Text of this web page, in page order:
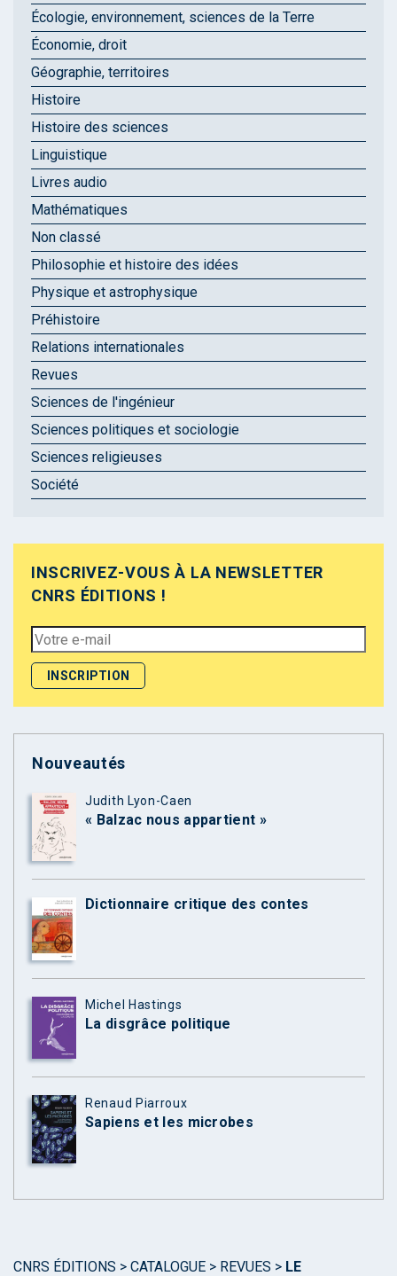
Écologie, environnement, sciences de la Terre
Économie, droit
Géographie, territoires
Histoire
Histoire des sciences
Linguistique
Livres audio
Mathématiques
Non classé
Philosophie et histoire des idées
Physique et astrophysique
Préhistoire
Relations internationales
Revues
Sciences de l'ingénieur
Sciences politiques et sociologie
Sciences religieuses
Société
INSCRIVEZ-VOUS À LA NEWSLETTER
CNRS ÉDITIONS !
Nouveautés
Judith Lyon-Caen
« Balzac nous appartient »
Dictionnaire critique des contes
Michel Hastings
La disgrâce politique
Renaud Piarroux
Sapiens et les microbes
CNRS ÉDITIONS > CATALOGUE > REVUES > LE